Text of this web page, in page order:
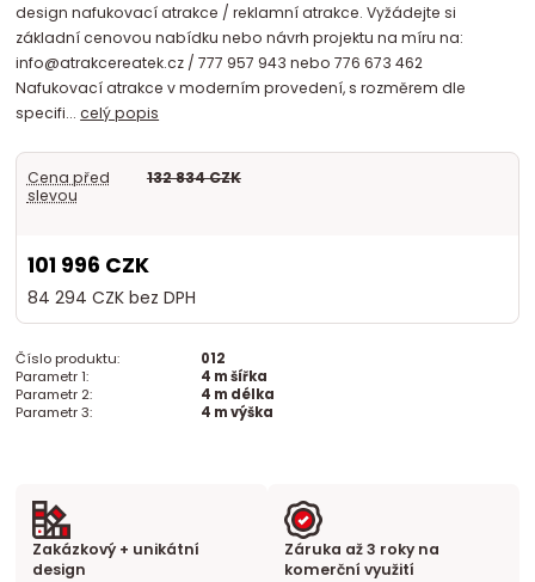
design nafukovací atrakce / reklamní atrakce. Vyžádejte si
základní cenovou nabídku nebo návrh projektu na míru na:
info@atrakcereatek.cz / 777 957 943 nebo 776 673 462
Nafukovací atrakce v moderním provedení, s rozměrem dle
specifi...celý popis
Cena před
slevou
132 834 CZK
101 996 CZK
84 294 CZK bez DPH
Číslo produktu:
012
Parametr 1:
4 m šířka
Parametr 2:
4 m délka
Parametr 3:
4 m výška
Zakázkový + unikátní
design
Záruka až 3 roky na
komerční využití